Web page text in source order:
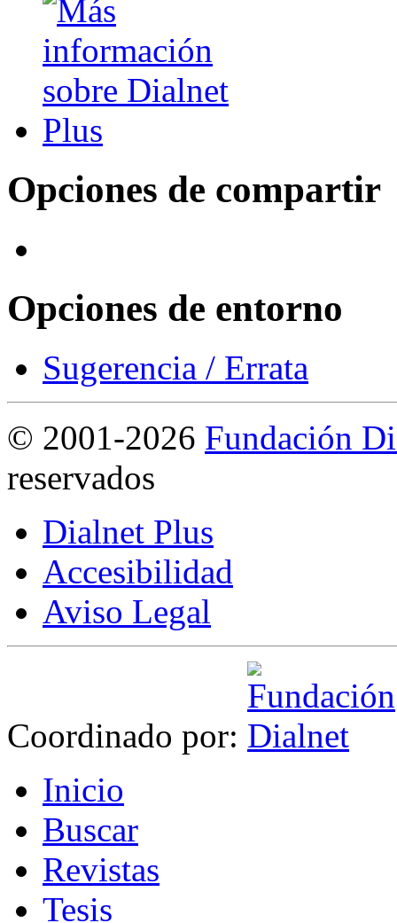
Opciones de compartir
Opciones de entorno
Sugerencia / Errata
© 2001-2026 Fundación
reservados
Dialnet Plus
Accesibilidad
Aviso Legal
Coordinado por:
Inicio
Buscar
Revistas
Tesis